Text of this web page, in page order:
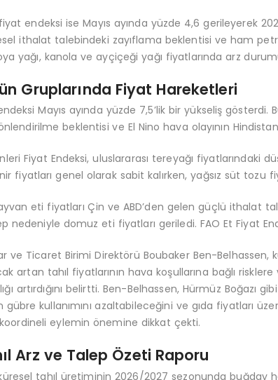
endeksi ise Mayıs ayında yüzde 4,6 gerileyerek
ithalat talebindeki zayıflama beklentisi ve ham
yağı, kanola ve ayçiçeği yağı fiyatlarında arz
Gruplarında Fiyat Hareketleri
Mayıs ayında yüzde 7,5’lik bir yükseliş
beklentisi ve El Nino hava olayının
Fiyat Endeksi, uluslararası tereyağı fiyatlarındaki
fiyatları genel olarak sabit kalırken, yağsız süt tozu
eti fiyatları Çin ve ABD’den gelen güçlü ithalat
nedeniyle domuz eti fiyatları geriledi. FAO Et Fiyat
ve Ticaret Birimi Direktörü Boubaker Ben-Belhassen,
artan tahıl fiyatlarının hava koşullarına bağlı
artırdığını belirtti. Ben-Belhassen, Hürmüz Boğazı
gübre kullanımını azaltabileceğini ve gıda fiyatları
koordineli eylemin önemine dikkat çekti.
Arz ve Talep Özeti Raporu
tahıl üretiminin 2026/2027 sezonunda buğday